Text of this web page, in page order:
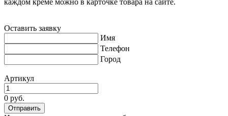
Оставить заявку
Имя
Телефон
Город
Артикул
0 руб.